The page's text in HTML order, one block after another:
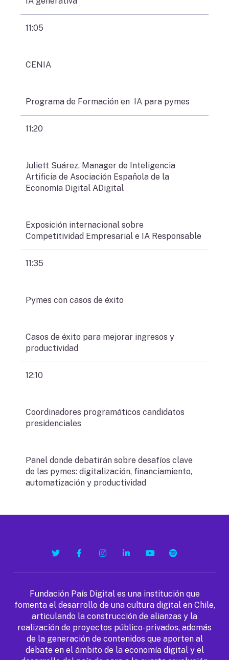
11:05
CENIA
Programa de Formación en IA para pymes
11:20
Juliett Suárez, Manager de Inteligencia
Artificia de Asociación Española de la
Economía Digital ADigital
Exposición internacional sobre
Competitividad Empresarial e IA Responsable
11:35
Pymes con casos de éxito
Casos de éxito para mejorar ingresos y
productividad
12:10
Coordinadores programáticos candidatos
presidenciales
Panel donde debatirán sobre desafíos clave
de las pymes: digitalización, financiamiento,
automatización y productividad
T
e
r
F
a
o
o
k
I
g
r
a
m
L
d
I
n
Y
b
e
S
p
f
y
Fundación País Digital es una institución que
fomenta el desarrollo de una cultura digital en Chile,
articulando la construcción de alianzas y la
realización de proyectos público-privados, además
de la generación de contenidos que aporten al
debate en el ámbito de la economía digital y el